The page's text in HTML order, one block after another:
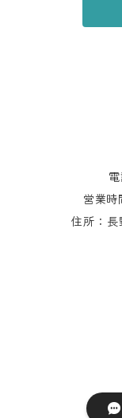
AFTERS SPORT
営業時
住所：